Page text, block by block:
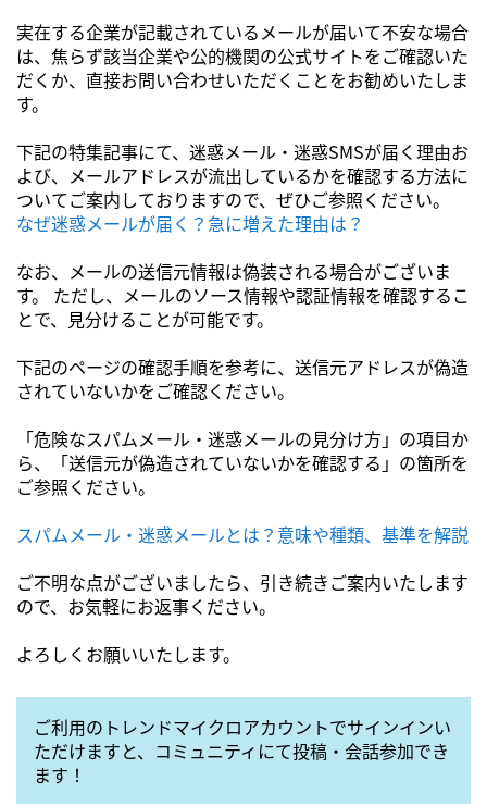
実在する企業が記載されているメールが届いて不安な場合
は、焦らず該当企業や公的機関の公式サイトをご確認いた
だくか、直接お問い合わせいただくことをお勧めいたしま
す。
下記の特集記事にて、迷惑メール・迷惑SMSが届く理由お
よび、メールアドレスが流出しているかを確認する方法に
ついてご案内しておりますので、ぜひご参照ください。
なぜ迷惑メールが届く？急に増えた理由は？
なお、メールの送信元情報は偽装される場合がございま
す。 ただし、メールのソース情報や認証情報を確認するこ
とで、見分けることが可能です。
下記のページの確認手順を参考に、送信元アドレスが偽造
されていないかをご確認ください。
「危険なスパムメール・迷惑メールの見分け方」の項目か
ら、「送信元が偽造されていないかを確認する」の箇所を
ご参照ください。
スパムメール・迷惑メールとは？意味や種類、基準を解説
ご不明な点がございましたら、引き続きご案内いたします
ので、お気軽にお返事ください。
よろしくお願いいたします。
ご利用のトレンドマイクロアカウントでサインインい
ただけますと、コミュニティにて投稿・会話参加でき
ます！